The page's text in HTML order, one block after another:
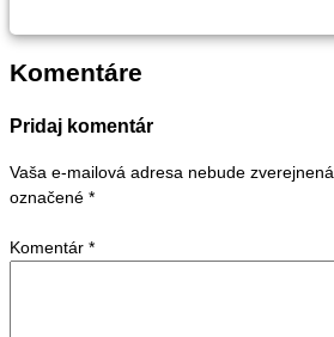
Komentáre
Pridaj komentár
Vaša e-mailová adresa nebude zverejnená.
označené *
Komentár *